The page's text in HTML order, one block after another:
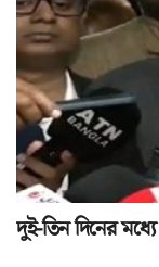
দুই-তিন দিনের মধ্যে